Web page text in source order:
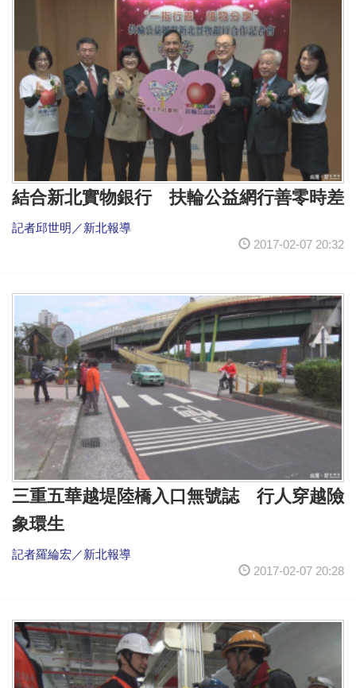
結合新北實物銀行 扶輪公益網行善零時差
記者邱世明／新北報導
2017-02-07 20:32
三重五華越堤陸橋入口無號誌 行人穿越險
象環生
記者羅綸宏／新北報導
2017-02-07 20:28